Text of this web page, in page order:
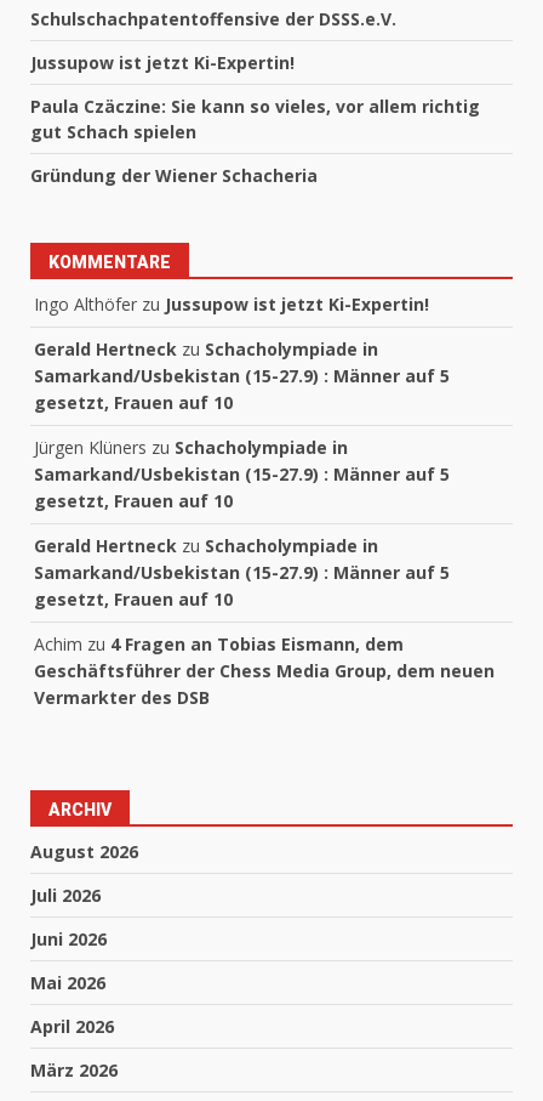
Schulschachpatentoffensive der DSSS.e.V.
Jussupow ist jetzt Ki-Expertin!
Paula Czäczine: Sie kann so vieles, vor allem richtig
gut Schach spielen
Gründung der Wiener Schacheria
KOMMENTARE
Ingo Althöfer zu Jussupow ist jetzt Ki-Expertin!
Gerald Hertneck zu Schacholympiade in
Samarkand/Usbekistan (15-27.9) : Männer auf 5
gesetzt, Frauen auf 10
Jürgen Klüners zu Schacholympiade in
Samarkand/Usbekistan (15-27.9) : Männer auf 5
gesetzt, Frauen auf 10
Gerald Hertneck zu Schacholympiade in
Samarkand/Usbekistan (15-27.9) : Männer auf 5
gesetzt, Frauen auf 10
Achim zu 4 Fragen an Tobias Eismann, dem
Geschäftsführer der Chess Media Group, dem neuen
Vermarkter des DSB
ARCHIV
August 2026
Juli 2026
Juni 2026
Mai 2026
April 2026
März 2026